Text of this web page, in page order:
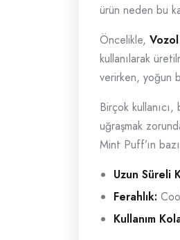
ürün neden bu
Öncelikle,
kullanılarak
verirken, yoğun
Birçok
uğraşmak
Mint Puff’ın
Uzun Süreli
Ferahlık:
Kullanım